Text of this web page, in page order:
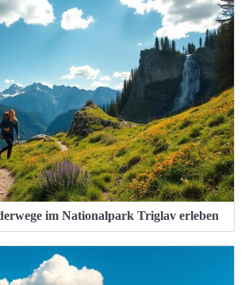
im Nationalpark Triglav erleben